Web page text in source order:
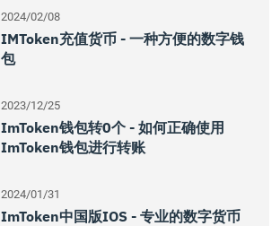
2024/02/08
IMToken充值货币 - 一种方便的数字钱
包
2023/12/25
ImToken钱包转0个 - 如何正确使用
ImToken钱包进行转账
2024/01/31
ImToken中国版iOS - 专业的数字货币